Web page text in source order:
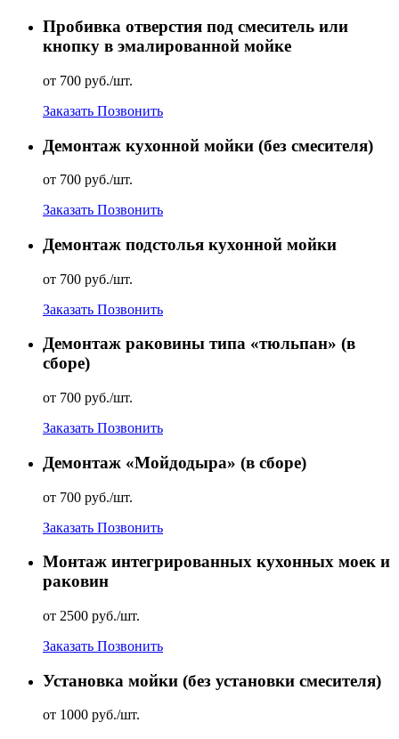
Пробивка отверстия под смеситель или
кнопку в эмалированной мойке
от 700 руб./шт.
Заказать Позвонить
Демонтаж кухонной мойки (без смесителя)
от 700 руб./шт.
Заказать Позвонить
Демонтаж подстолья кухонной мойки
от 700 руб./шт.
Заказать Позвонить
Демонтаж раковины типа «тюльпан» (в
сборе)
от 700 руб./шт.
Заказать Позвонить
Демонтаж «Мойдодыра» (в сборе)
от 700 руб./шт.
Заказать Позвонить
Монтаж интегрированных кухонных моек и
раковин
от 2500 руб./шт.
Заказать Позвонить
Установка мойки (без установки смесителя)
от 1000 руб./шт.